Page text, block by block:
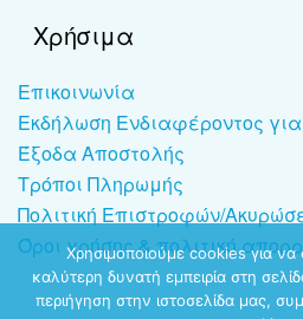
Χρήσιμα
Επικοινωνία
Εκδήλωση Ενδιαφέροντος
Έξοδα Αποστολής
Τρόποι Πληρωμής
Πολιτική Επιστροφών/
Όροι χρήσης & πολιτική
Χρησιμοποιούμε cookies για
καλύτερη δυνατή εμπειρία στη
περιήγηση στην ιστοσελίδα μας,